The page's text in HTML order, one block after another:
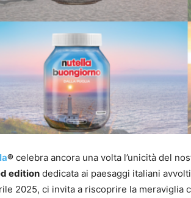
® celebra ancora una volta l’unicità del
edition dedicata ai paesaggi italiani
2025, ci invita a riscoprire la meraviglia